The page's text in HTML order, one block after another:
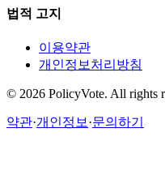
법적 고지
이용약관
개인정보처리방침
© 2026 PolicyVote. All rights
약관·개인정보 ·문의하기